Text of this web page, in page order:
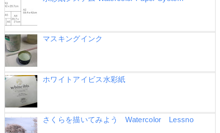
マスキングインク
ホワイトアイビス水彩紙
さくらを描いてみよう Watercolor Lessno